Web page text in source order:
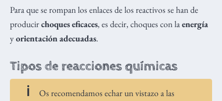
Para que se rompan los enlaces de los reactivos se han de
producirchoques eficaces, es decir, choques con la energía
yorientación adecuadas.
Tipos de reacciones químicas
Os recomendamos echar un vistazo a las